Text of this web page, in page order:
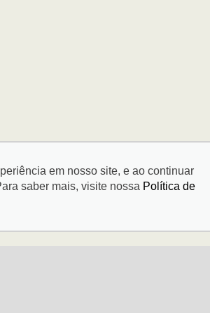
em nosso site, e ao continuar
saber mais, visite nossa Política de